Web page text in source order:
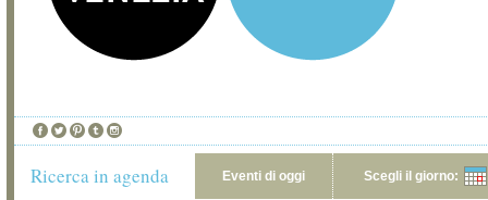
Ricerca in agenda Eventi di oggi Scegli il giorno: